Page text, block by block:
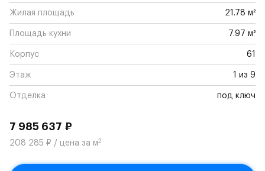
Жилая площадь 21.78 м²
Площадь кухни 7.97 м²
Корпус 61
Этаж 1 из 9
Отделка под ключ
7 985 637 ₽
208 285 ₽ / цена за м2